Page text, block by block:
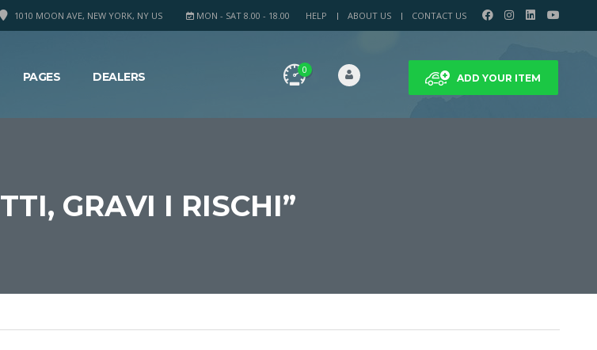
HELP ABOUT US CONTACT US
MON - SAT 8.00 - 18.00
1010 MOON AVE, NEW YORK, NY US
ADD YOUR ITEM
0
PAGES DEALERS
GRAVI I RISCHI”